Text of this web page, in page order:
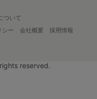
ついて
シー 会社概要
採用情報
reserved.